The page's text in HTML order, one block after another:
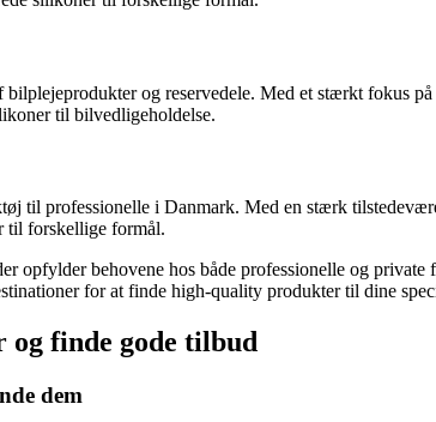
og reservedele. Med et stærkt fokus
til bilvedligeholdelse.
til professionelle i Danmark. Med en stærk
til forskellige formål.
opfylder behovene hos både professionelle og
for at finde high-quality produkter til dine
finde gode tilbud
dem